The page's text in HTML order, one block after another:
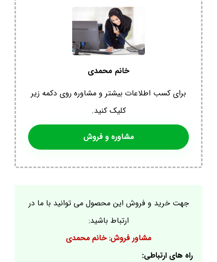
خانم محمدی
برای کسب اطلاعات بیشتر و مشاوره روی دکمه زیر
کلیک کنید.
مشاوره و فروش
جهت خرید و فروش این محصول می توانید با ما در
ارتباط باشید:
مشاور فروش: خانم محمدی
راه های ارتباطی: